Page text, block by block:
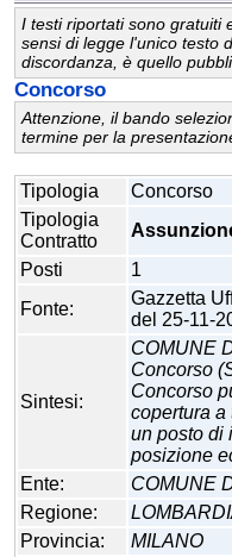
I testi riportati sono gratuiti
sensi di legge l'unico testo
discordanza, è quello
Concorso
Attenzione, il bando
termine per la
Tipologia
Concorso
Tipologia
Contratto
Posti
1
Fonte:
Gazzetta
del 25-11-
Sintesi:
COMUNE
Concorso
Concorso
copertura a
un posto di
posizione
Ente:
COMUNE
Regione:
Provincia:
MILANO